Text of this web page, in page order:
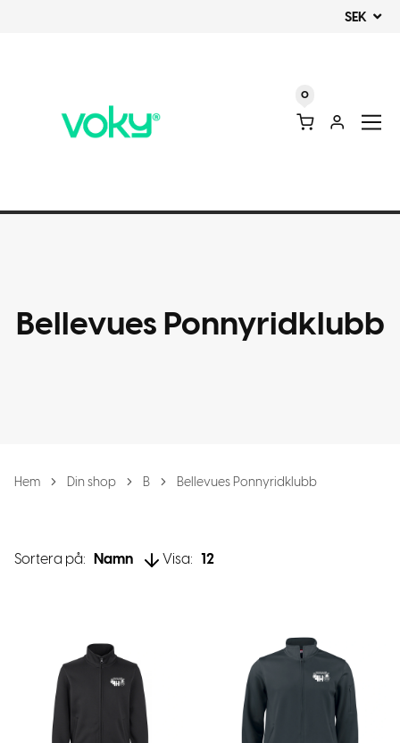
SEK
0
Bellevues Ponnyridklubb
Hem Din shop B Bellevues Ponnyridklubb
Sortera på: Namn Visa: 12